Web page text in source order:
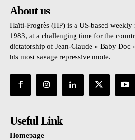
About us
Haïti-Progrès (HP) is a US-based weekly
1983, at a challenging time for the
dictatorship of Jean-Claude « Baby Doc
his most savage repressive mode.
Useful Link
Homepage